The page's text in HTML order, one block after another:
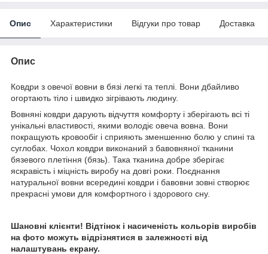
Опис Характеристики Відгуки про товар Доставка
Опис
Ковдри з овечої вовни в бязі легкі та теплі. Вони дбайливо
огортають тіло і швидко зігрівають людину.
Вовняні ковдри дарують відчуття комфорту і зберігають всі ті
унікальні властивості, якими володіє овеча вовна. Вони
покращують кровообіг і сприяють зменшенню болю у спині та
суглобах. Чохол ковдри виконаний з бавовняної тканини
бязевого плетіння (бязь). Така тканина добре зберігає
яскравість і міцність виробу на довгі роки. Поєднання
натуральної вовни всередині ковдри і бавовни зовні створює
прекрасні умови для комфортного і здорового сну.
Шановні клієнти! Відтінок і насиченість кольорів виробів
на фото можуть відрізнятися в залежності від
налаштувань екрану.